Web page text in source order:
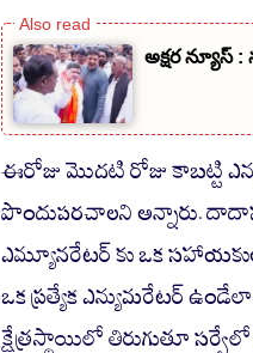
అక్షర న్యూస్
ఈరోజు మొదటి రోజు కాబట్టి
పొందుపరచాలని అన్నారు.
ఎమ్యూనరేటర్ కు ఒక
ఒక ప్రత్యేక ఎన్యుమరేటర్
క్షేత్రస్థాయిలో తిరుగుతూ